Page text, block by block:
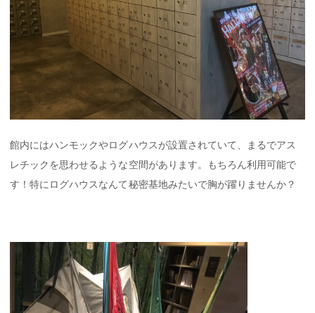
館内にはハンモックやログハウスが設置されていて、まるでアス
レチックを思わせるような空間があります。もちろん利用可能で
す！特にログハウスなんて秘密基地みたいで胸が躍りませんか？